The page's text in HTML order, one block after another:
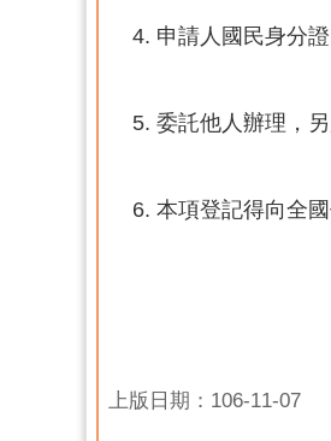
申請人國民身分
委託他人辦理，
本項登記得向全
上版日期：106-11-07